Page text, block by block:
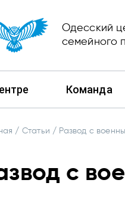
Одесский
семейного
Команда
/ Статьи / Развод с
с